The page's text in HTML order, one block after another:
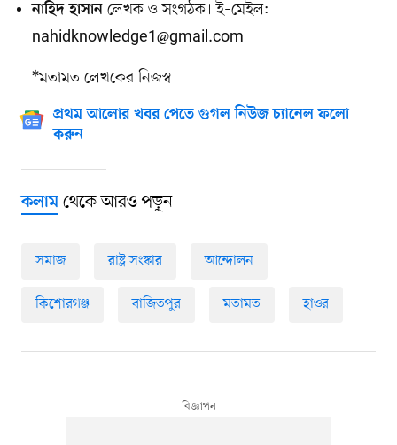
নাহিদ হাসানলেখক ও সংগঠক। ই–মেইল:
nahidknowledge1@gmail.com
*মতামত লেখকের নিজস্ব
প্রথম আলোর খবর পেতে গুগল নিউজ চ্যানেল ফলো
করুন
কলামথেকে আরও পড়ুন
সমাজ রাষ্ট্র সংস্কার আন্দোলন
কিশোরগঞ্জ বাজিতপুর মতামত হাওর